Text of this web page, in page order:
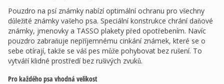
Pouzdro na psí známky nabízí optimální ochranu pro všechny
důležité známky vašeho psa. Speciální konstrukce chrání daňové
známky, jmenovky a TASSO plakety před opotřebením. Navíc
pouzdro zabraňuje nepříjemnému cinkání známek, které se o
sebe otírají, takže se váš pes může pohybovat bez rušení. To
vytváří klidné prostředí bez rušivých zvuků.
Pro každého psa vhodná velikost